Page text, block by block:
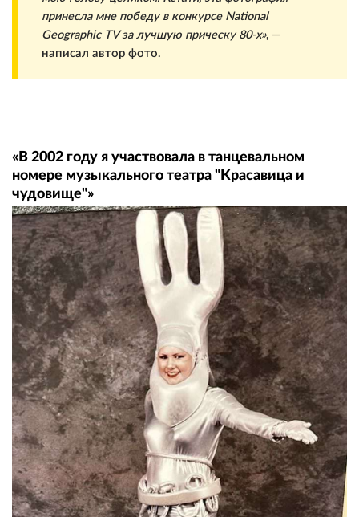
принесла мне победу в конкурсе National
Geographic TV за лучшую прическу 80-х», —
написал автор фото.
«В 2002 году я участвовала в танцевальном
номере музыкального театра "Красавица и
чудовище"»